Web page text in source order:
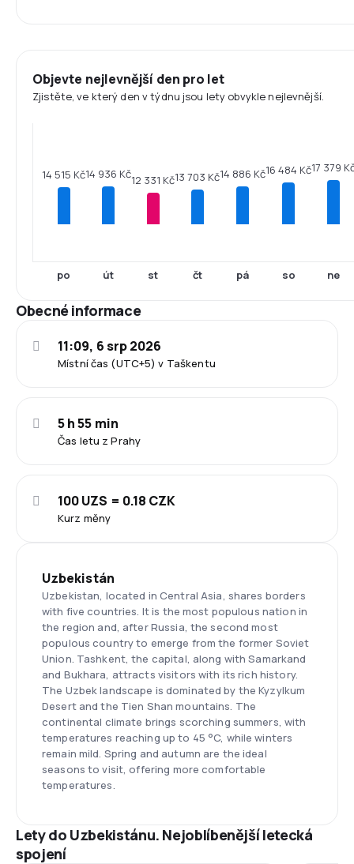
Objevte nejlevnější den pro let
Zjistěte, ve který den v týdnu jsou lety obvykle nejlevnější.
14 515 Kč
po
14 936 Kč
út
12 331 Kč
st
13 703 Kč
čt
14 886 Kč
pá
16 484 Kč
so
17 379
ne
Obecné informace
Místní čas (UTC+5) v Taškentu
11:09, 6 srp 2026
Čas letu z Prahy
5 h 55 min
Kurz měny
100 UZS = 0.18 CZK
Uzbekistán
Uzbekistan, located in Central Asia, shares borders
with five countries. It is the most populous nation in
the region and, after Russia, the second most
populous country to emerge from the former Soviet
Union. Tashkent, the capital, along with Samarkand
and Bukhara, attracts visitors with its rich history.
The Uzbek landscape is dominated by the Kyzylkum
Desert and the Tien Shan mountains. The
continental climate brings scorching summers, with
temperatures reaching up to 45 °C, while winters
remain mild. Spring and autumn are the ideal
seasons to visit, offering more comfortable
temperatures.
Lety do Uzbekistánu. Nejoblíbenější letecká
spojení